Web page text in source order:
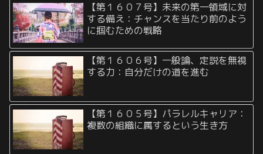
【第１６０７号】未来の第一領域に対
する備え：チャンスを当たり前のよう
に掴むための戦略
【第１６０６号】一般論、定説を無視
する力：自分だけの道を進む
【第１６０５号】パラレルキャリア：
複数の組織に属するという生き方